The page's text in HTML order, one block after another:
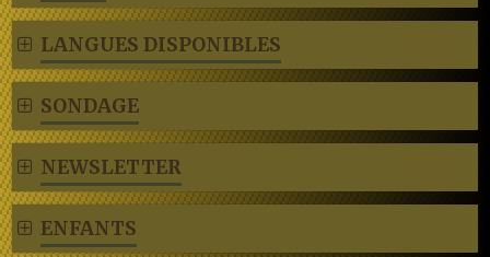
LANGUES DISPONIBLES
SONDAGE
NEWSLETTER
ENFANTS